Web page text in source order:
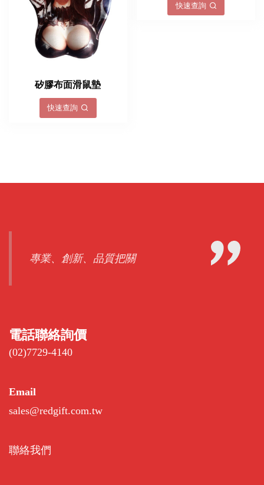
矽膠布面滑鼠墊
快速查詢
快速查詢
專業、創新、品質把關
電話聯絡詢價
(02)7729-4140
Email
sales@redgift.com.tw
聯絡我們